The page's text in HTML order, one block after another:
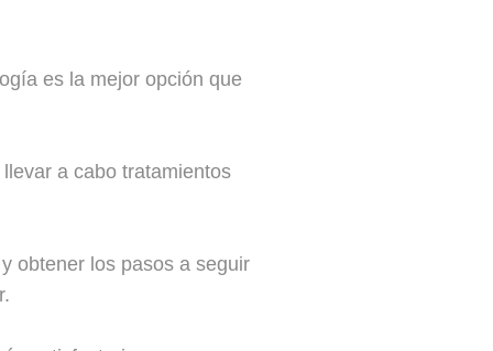
es la mejor opción que
a cabo tratamientos
obtener los pasos a seguir